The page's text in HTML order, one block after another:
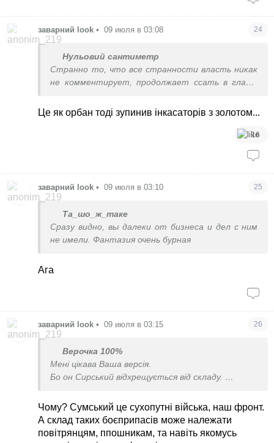
заварний look • 09 июля в 03:08 24
Нульовий сантиметр
Странно то, что все странности власть никак
не комментирует, продолжает ссать в глаза.
Це як орбан тоді зупинив інкасаторів з золотом...
16
заварний look • 09 июля в 03:10 25
Та_шо_ж_таке
Сразу видно, вы далеки от бизнеса и дел с ним
не имели. Фантазия очень бурная
Ага
заварний look • 09 июля в 03:15 26
Верочка 100%
Мені цікава Ваша версія.
Бо он Сирський відхрещується від складу.
Чому? Сумський це сухопутні війська, наш фронт.
А склад таких боєприпасів може належати
повітрянцям, ппошникам, та навіть якомусь